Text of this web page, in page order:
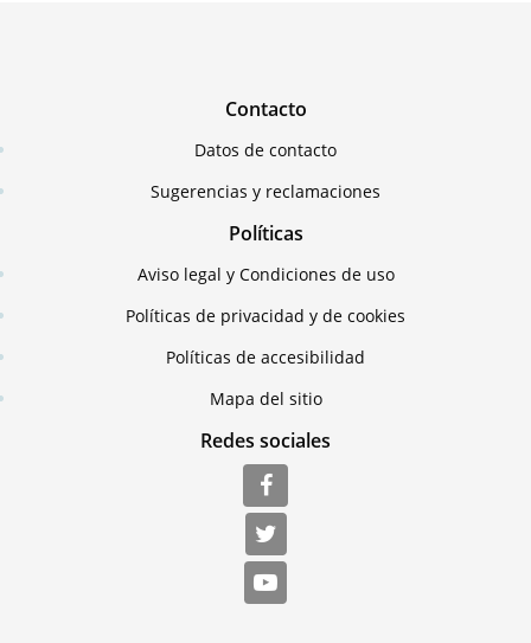
Contacto
Datos de contacto
Sugerencias y reclamaciones
Políticas
Aviso legal y Condiciones de uso
Políticas de privacidad y de cookies
Políticas de accesibilidad
Mapa del sitio
Redes sociales